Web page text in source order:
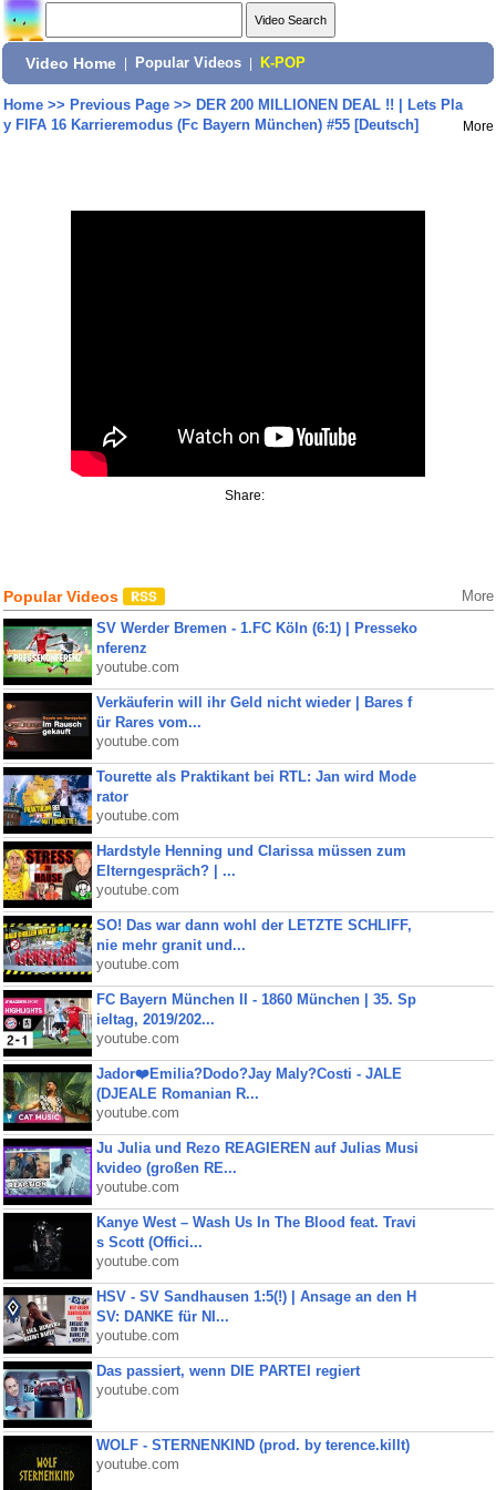
Video Home Popular Videos K-POP
Home>> Previous Page>> DER 200 MILLIONEN DEAL !! | Lets Pla
y FIFA 16 Karrieremodus (Fc Bayern München) #55 [Deutsch]
More
Share:
Popular Videos More
SV Werder Bremen - 1.FC Köln (6:1) | Presseko
nferenz
youtube.com
Verkäuferin will ihr Geld nicht wieder | Bares f
ür Rares vom...
youtube.com
Tourette als Praktikant bei RTL: Jan wird Mode
rator
youtube.com
Hardstyle Henning und Clarissa müssen zum
Elterngespräch? | ...
youtube.com
SO! Das war dann wohl der LETZTE SCHLIFF,
nie mehr granit und...
youtube.com
FC Bayern München II - 1860 München | 35. Sp
ieltag, 2019/202...
youtube.com
Jador❤️Emilia?Dodo?Jay Maly?Costi - JALE
(DJEALE Romanian R...
youtube.com
Ju Julia und Rezo REAGIEREN auf Julias Musi
kvideo (großen RE...
youtube.com
Kanye West – Wash Us In The Blood feat. Travi
s Scott (Offici...
youtube.com
HSV - SV Sandhausen 1:5(!) | Ansage an den H
SV: DANKE für NI...
youtube.com
Das passiert, wenn DIE PARTEI regiert
youtube.com
WOLF - STERNENKIND (prod. by terence.killt)
youtube.com